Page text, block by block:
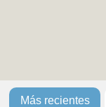
Más recientes